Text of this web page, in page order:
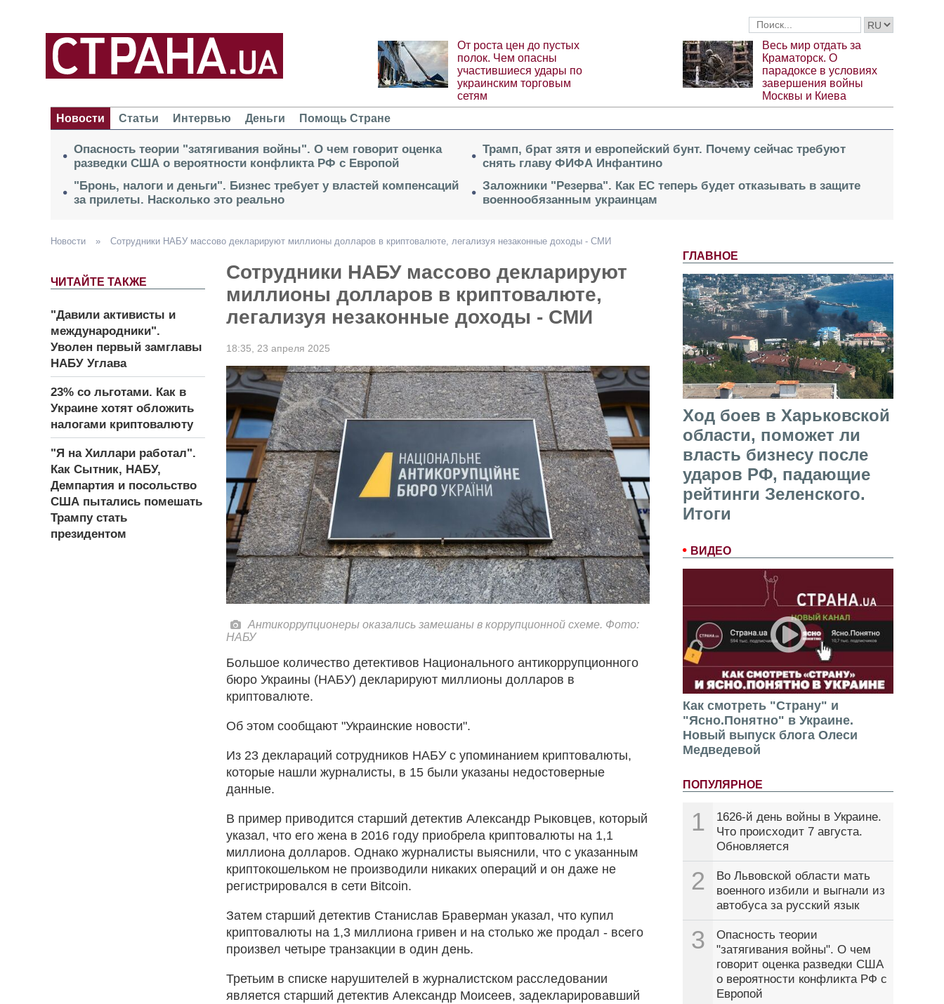
От роста цен до пустых
полок. Чем опасны
участившиеся удары по
украинским торговым
сетям
Весь мир отдать за
Краматорск. О
парадоксе в условиях
завершения войны
Москвы и Киева
Новости
Статьи Интервью Деньги Помощь Стране
Опасность теории "затягивания войны". О чем говорит оценка
разведки США о вероятности конфликта РФ с Европой
"Бронь, налоги и деньги". Бизнес требует у властей компенсаций
за прилеты. Насколько это реально
Трамп, брат зятя и европейский бунт. Почему сейчас требуют
снять главу ФИФА Инфантино
Заложники "Резерва". Как ЕС теперь будет отказывать в защите
военнообязанным украинцам
ГЛАВНОЕ
Ход боев в Харьковской
области, поможет ли
власть бизнесу после
ударов РФ, падающие
рейтинги Зеленского.
Итоги
ВИДЕО
Как смотреть "Страну" и
"Ясно.Понятно" в Украине.
Новый выпуск блога Олеси
Медведевой
ПОПУЛЯРНОЕ
1
1626-й день войны в Украине.
Что происходит 7 августа.
Обновляется
2
Во Львовской области мать
военного избили и выгнали из
автобуса за русский язык
3
Опасность теории
"затягивания войны". О чем
говорит оценка разведки США
о вероятности конфликта РФ с
Европой
Новости » Сотрудники НАБУ массово декларируют миллионы долларов в криптовалюте, легализуя незаконные доходы - СМИ
ЧИТАЙТЕ ТАКЖЕ
"Давили активисты и
международники".
Уволен первый замглавы
НАБУ Углава
23% со льготами. Как в
Украине хотят обложить
налогами криптовалюту
"Я на Хиллари работал".
Как Сытник, НАБУ,
Демпартия и посольство
США пытались помешать
Трампу стать
президентом
Сотрудники НАБУ массово декларируют
миллионы долларов в криптовалюте,
легализуя незаконные доходы - СМИ
18:35, 23 апреля 2025
Антикоррупционеры оказались замешаны в коррупционной схеме. Фото:
НАБУ
Большое количество детективов Национального антикоррупционного
бюро Украины (НАБУ) декларируют миллионы долларов в
криптовалюте.
Об этом сообщают "Украинские новости".
Из 23 деклараций сотрудников НАБУ с упоминанием криптовалюты,
которые нашли журналисты, в 15 были указаны недостоверные
данные.
В пример приводится старший детектив Александр Рыковцев, который
указал, что его жена в 2016 году приобрела криптовалюты на 1,1
миллиона долларов. Однако журналисты выяснили, что с указанным
криптокошельком не производили никаких операций и он даже не
регистрировался в сети Bitcoin.
Затем старший детектив Станислав Браверман указал, что купил
криптовалюты на 1,3 миллиона гривен и на столько же продал - всего
произвел четыре транзакции в один день.
Третьим в списке нарушителей в журналистском расследовании
является старший детектив Александр Моисеев, задекларировавший